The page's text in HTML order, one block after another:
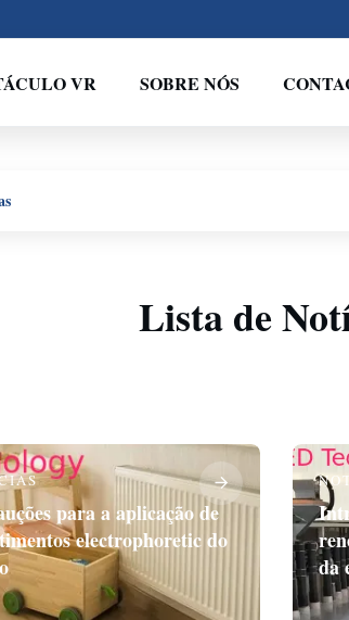
VR SOBRE NÓS
Lista de
para a aplicação de
electrophoretic do
da